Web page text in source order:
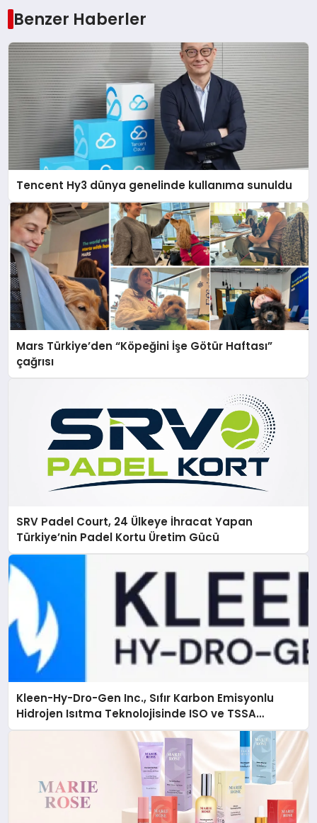
Benzer Haberler
Tencent Hy3 dünya genelinde kullanıma sunuldu
Mars Türkiye’den “Köpeğini İşe Götür Haftası”
çağrısı
SRV Padel Court, 24 Ülkeye İhracat Yapan
Türkiye’nin Padel Kortu Üretim Gücü
Kleen-Hy-Dro-Gen Inc., Sıfır Karbon Emisyonlu
Hidrojen Isıtma Teknolojisinde ISO ve TSSA
Düzenleyici Onaylarını Aldı